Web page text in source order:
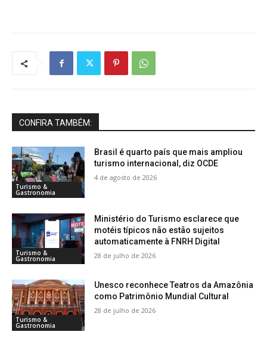
CONFIRA TAMBÉM:
Turismo &
Gastronomia
Brasil é quarto país que mais ampliou
turismo internacional, diz OCDE
4 de agosto de 2026
Turismo &
Gastronomia
Ministério do Turismo esclarece que
motéis típicos não estão sujeitos
automaticamente à FNRH Digital
28 de julho de 2026
Turismo &
Gastronomia
Unesco reconhece Teatros da Amazônia
como Patrimônio Mundial Cultural
28 de julho de 2026